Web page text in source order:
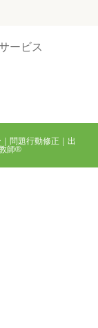
ービス
問題行動修正｜出
師®️